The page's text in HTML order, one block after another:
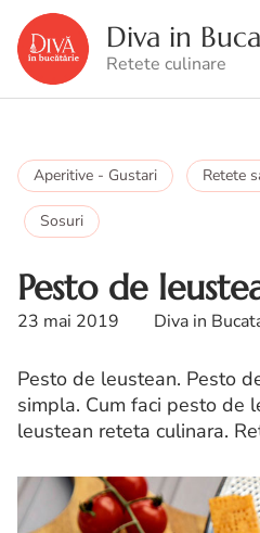
Diva in
Retete culinare
Aperitive - Gustari Retete
Sosuri
Pesto de
23 mai 2019 Diva in
Pesto de leustean. Pesto
simpla. Cum faci pesto de
leustean reteta culinara.